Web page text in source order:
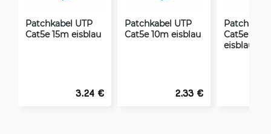
Patchkabel UTP
Cat5e 15m eisblau
3.24 €
Patchkabel UTP
Cat5e 10m eisblau
2.33 €
Cat5e
eisblau